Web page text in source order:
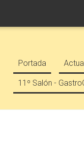
Portada
11º Salón -